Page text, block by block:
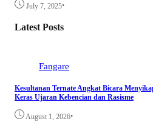
July 7, 2025•
Latest Posts
Fangare
Kesultanan Ternate Angkat Bicara
Keras Ujaran Kebencian dan Rasisme
August 1, 2026•